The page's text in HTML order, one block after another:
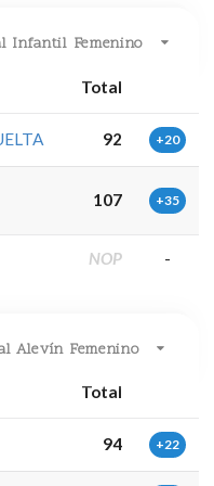
Infantil Femenino
Total
92 +20
107 +35
NOP -
Alevín Femenino
Total
94 +22